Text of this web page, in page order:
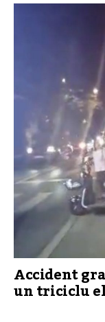
Accident
un triciclu